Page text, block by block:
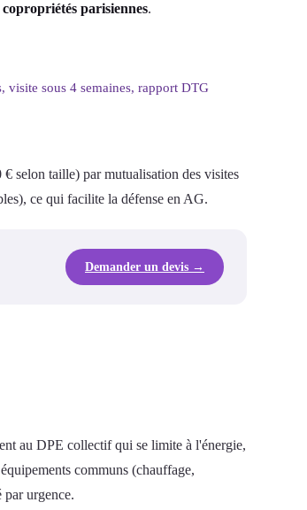
parisiennes.
sous 4 semaines, rapport DTG
€ selon taille) par mutualisation des visites
ce qui facilite la défense en AG.
Demander un devis →
au DPE collectif qui se limite à l'énergie,
communs (chauffage,
par urgence.